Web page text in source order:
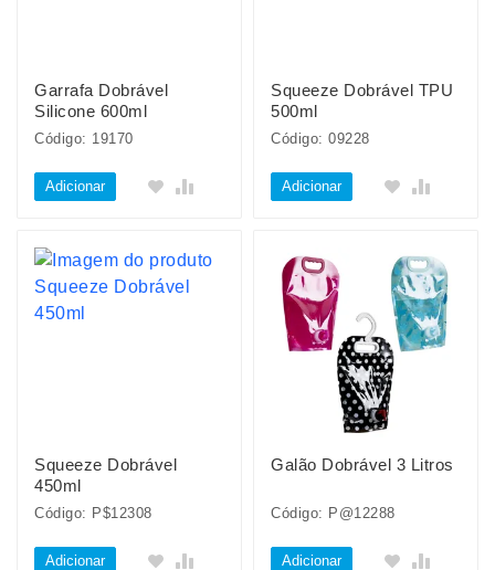
Garrafa Dobrável
Silicone 600ml
Código: 19170
Adicionar
Squeeze Dobrável TPU
500ml
Código: 09228
Adicionar
Squeeze Dobrável
450ml
Código: P$12308
Adicionar
Galão Dobrável 3 Litros
Código: P@12288
Adicionar